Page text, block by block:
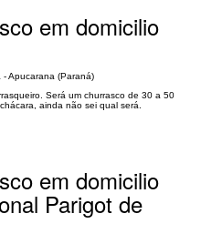
em domicilio
Apucarana (Paraná)
Será um churrasco de 30 a 50
ainda não sei qual será.
em domicilio
Parigot de